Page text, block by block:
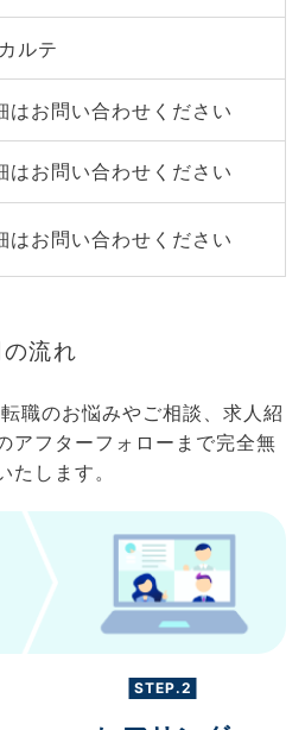
ルテ
はお問い合わせください
はお問い合わせください
はお問い合わせください
流れ
職のお悩みやご相談、求人紹
アフターフォローまで完全無
します。
STEP.2